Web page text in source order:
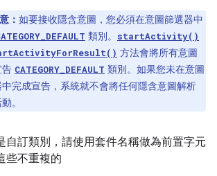
： 如要接收隱含意圖，您必須在意圖篩選器中
類別。 startActivity()
方法會將所有意圖
告 CATEGORY_DEFAULT 類別。如果您未在意圖
完成宣告，系統就不會將任何隱含意圖解析
。
自訂類別，請使用套件名稱做為前置字元
些不重複的